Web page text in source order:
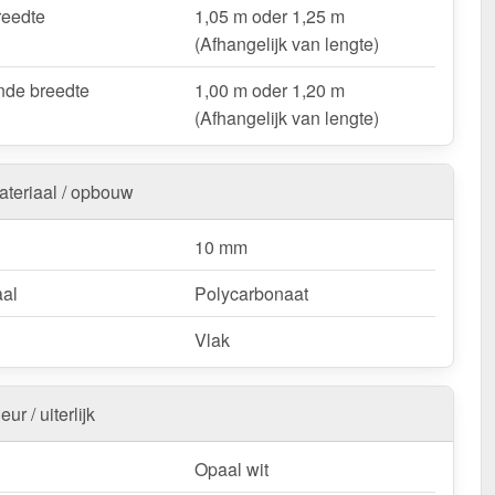
loodsenhallen
– Lichtstraat voor industriële
& deurluifels– Natuurlijk licht & bescherming.
& bootoverkappingen– Robuust & weersbestendig.
& tuinconstructies– Licht & duurzaam.
uw Alumon lichtstraat | Type 1/7 – Inclusief
en met 10 jaar UV-bestendigheid, lichttransmissie,
stijfheid garantie!
& duurzaam – perfect voor elk project!
Kopschotten optioneel te bestellen.
1,05 m oder 1,25 m
(Afhangelijk van lengte)
breedte
1,00 m oder 1,20 m
(Afhangelijk van lengte)
/ opbouw
10 mm
Polycarbonaat
Vlak
/ uiterlijk
Opaal wit